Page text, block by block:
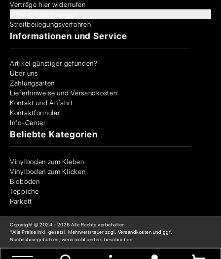
Verträge hier widerrufen
Streitbeilegungsverfahren
Informationen und Service
Artikel günstiger gefunden?
Über uns
Zahlungsarten
Lieferhinweise und Versandkosten
Kontakt und Anfahrt
Kontaktformular
Info-Center
Beliebte Kategorien
Vinylboden zum Kleben
Vinylboden zum Klicken
Bioboden
Teppiche
Parkett
Copyright © 2024 - 2026 Alle Rechte vorbehalten
*Alle Preise inkl. gesetzl. Mehrwertsteuer zzgl. Versandkosten und ggf.
Nachnahmegebühren, wenn nicht anders beschrieben